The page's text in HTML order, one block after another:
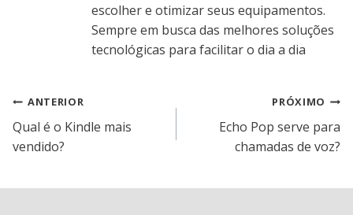
escolher e otimizar seus equipamentos.
Sempre em busca das melhores soluções
tecnológicas para facilitar o dia a dia
Navegação
de
ANTERIOR
Qual é o Kindle mais
vendido?
PRÓXIMO
Echo Pop serve para
chamadas de voz?